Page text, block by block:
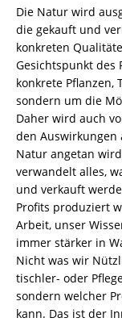
Die Natur wird
die gekauft und
konkreten
Gesichtspunkt des
konkrete Pflanzen,
sondern um die
Daher wird auch
den Auswirkungen
Natur angetan
verwandelt alles,
und verkauft
Profits produziert
Arbeit, unser
immer stärker in
Nicht was wir
tischler- oder
sondern welcher
kann. Das ist der